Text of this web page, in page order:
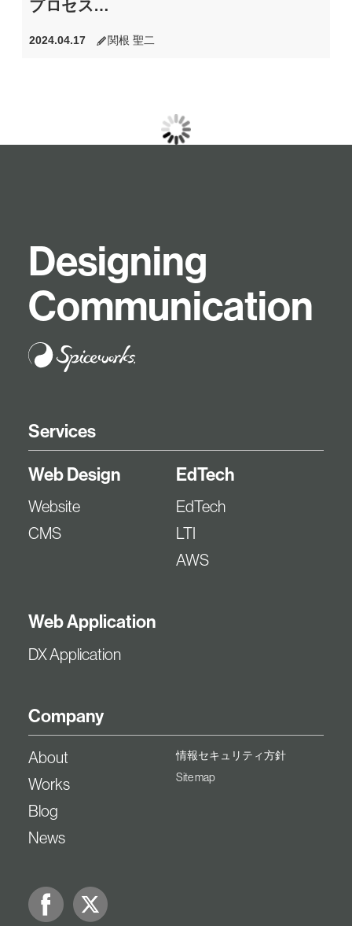
プロセス…
2024.04.17 関根 聖二
Designing
Communication
Services
Web Design
Website
CMS
EdTech
EdTech
LTI
AWS
Web Application
DX Application
Company
About
Works
Blog
News
情報セキュリティ方針
Site map